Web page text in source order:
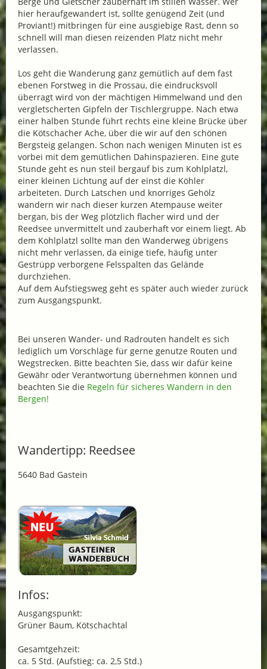
hier heraufgewandert ist, sollte genügend Zeit (und
Proviant!) mitbringen für eine ausgiebige Rast, denn so
schnell will man diesen reizenden Platz nicht mehr
verlassen.
Los geht die Wanderung ganz gemütlich auf dem fast
ebenen Forstweg in die Prossau, die eindrucksvoll
überragt wird von der mächtigen Himmelwand und den
vergletscherten Gipfeln der Tischlergruppe. Nach etwa
einer halben Stunde führt rechts eine kleine Brücke über
die Kötschacher Ache, über die wir auf den schönen
Bergsteig gelangen. Schon nach wenigen Minuten ist es
vorbei mit dem gemütlichen Dahinspazieren. Eine gute
Stunde geht es nun steil bergauf bis zum Kohlplatzl,
einer kleinen Lichtung auf der einst die Köhler
arbeiteten. Durch Latschen und knorriges Gehölz
wandern wir nach dieser kurzen Atempause weiter
bergan, bis der Weg plötzlich flacher wird und der
Reedsee unvermittelt und zauberhaft vor einem liegt. Ab
dem Kohlplatzl sollte man den Wanderweg übrigens
nicht mehr verlassen, da einige tiefe, häufig unter
Gestrüpp verborgene Felsspalten das Gelände
durchziehen.
Auf dem Aufstiegsweg geht es später auch wieder zurück
zum Ausgangspunkt.
Bei unseren Wander- und Radrouten handelt es sich
lediglich um Vorschläge für gerne genutze Routen und
Wegstrecken. Bitte beachten Sie, dass wir dafür keine
Gewähr oder Verantwortung übernehmen können und
beachten Sie die Regeln für sicheres Wandern in den
Bergen!
Wandertipp: Reedsee
5640 Bad Gastein
Infos:
Ausgangspunkt:
Grüner Baum, Kötschachtal
Gesamtgehzeit:
ca. 5 Std. (Aufstieg: ca. 2,5 Std.)